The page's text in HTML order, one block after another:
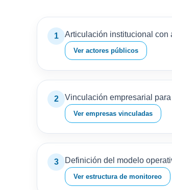
1 Articulación institucional con
Ver actores públicos
2 Vinculación empresarial
Ver empresas vinculadas
3 Definición del modelo
Ver estructura de monitoreo